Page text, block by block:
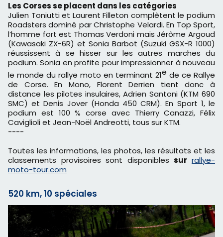
Les Corses se placent dans les catégories
Julien Toniutti et Laurent Filleton complètent le podium
Roadsters dominé par Christophe Velardi. En Top Sport,
l’homme fort est Thomas Verdoni mais Jérôme Argoud
(Kawasaki ZX-6R) et Sonia Barbot (Suzuki GSX-R 1000)
réussissent à se hisser sur les autres marches du
podium. Sonia en profite pour impressionner à nouveau
le monde du rallye moto en terminant 21e de ce Rallye
de Corse. En Mono, Florent Derrien tient donc à
distance les pilotes insulaires, Adrien Santoni (KTM 690
SMC) et Denis Jover (Honda 450 CRM). En Sport 1, le
podium est 100 % corse avec Thierry Canazzi, Félix
Caviglioli et Jean-Noël Andreotti, tous sur KTM.
----
Toutes les informations, les photos, les résultats et les
classements provisoires sont disponiblessurrallye-
moto-tour.com
520 km, 10 spéciales